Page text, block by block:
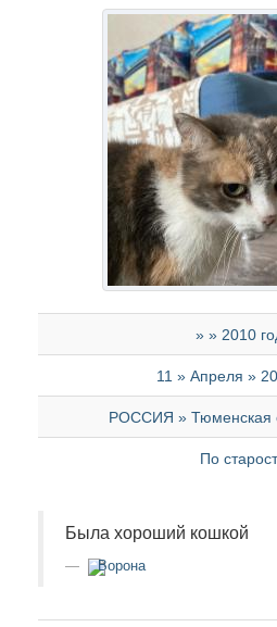
» » 2010
11 » Апреля »
РОССИЯ » Тюменская
По
Была хороший кошкой
Ворона